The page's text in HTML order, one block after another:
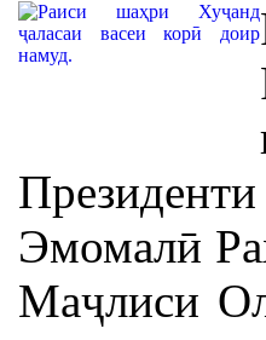
Эмомалӣ
Маҷлиси